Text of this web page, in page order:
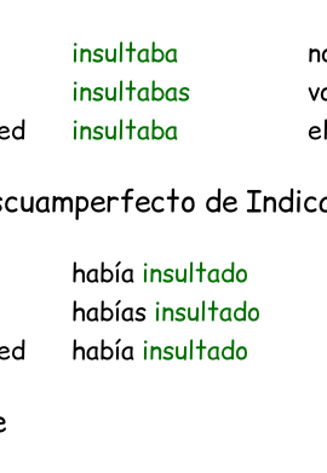
insultaba
insultabas
insultaba
de
había insultado
habías insultado
había insultado